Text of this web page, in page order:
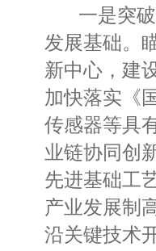
一是突破
发展基础。
新中心，建
加快落实《
传感器等具
业链协同创
先进基础工
产业发展制
沿关键技术